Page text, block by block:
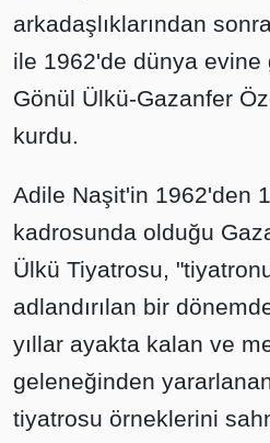
arkadaşlıklarından
ile 1962'de dünya evine
Gönül Ülkü-Gazanfer
kurdu.
Adile Naşit'in 1962'den
kadrosunda olduğu
Ülkü Tiyatrosu,
adlandırılan bir
yıllar ayakta kalan ve
geleneğinden
tiyatrosu örneklerini